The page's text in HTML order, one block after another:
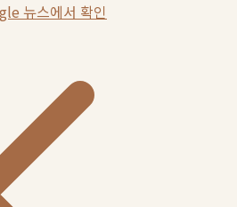
뉴스에서 확인